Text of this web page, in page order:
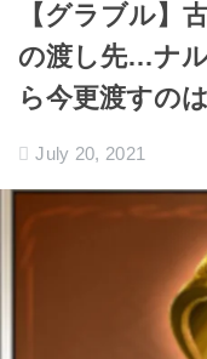
【グラブル】
の渡し先…ナ
ら今更渡すの
July 20, 2021